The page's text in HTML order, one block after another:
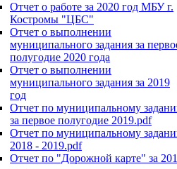
Отчет о работе за 2020 год МБУ г.
Костромы "ЦБС"
Отчет о выполнении
муниципального задания за
полугодие 2020 года
Отчет о выполнении
муниципального задания за 2019
год
Отчет по муниципальному
за первое полугодие 2019.pdf
Отчет по муниципальному
2018 - 2019.pdf
Отчет по "Дорожной карте" за